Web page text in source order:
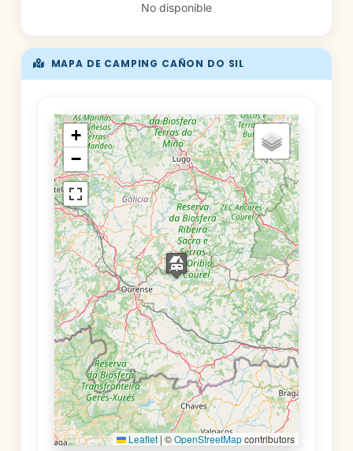
MAPA DE CAMPING CAÑON DO SIL
+
−
Leaflet | ©OpenStreetMapcontributors
No disponible